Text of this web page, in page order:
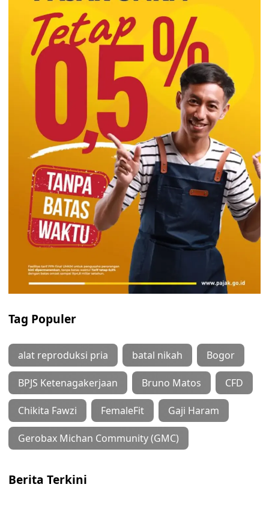
Tag Populer
alat reproduksi pria batal nikah Bogor
BPJS Ketenagakerjaan Bruno Matos CFD
Chikita Fawzi FemaleFit Gaji Haram
Gerobax Michan Community (GMC)
Berita Terkini